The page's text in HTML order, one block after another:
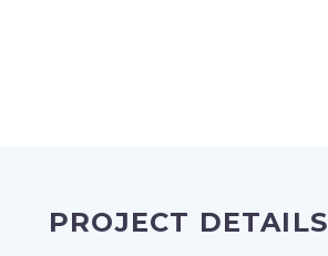
PROJECT DETAILS